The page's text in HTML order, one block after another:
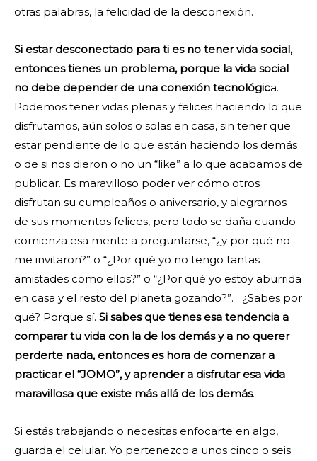
otras palabras, la felicidad de la desconexión.
Si estar desconectado para ti es no tener vida social,
entonces tienes un problema, porque la vida social
no debe depender de una conexión tecnológica.
Podemos tener vidas plenas y felices haciendo lo que
disfrutamos, aún solos o solas en casa, sin tener que
estar pendiente de lo que están haciendo los demás
o de si nos dieron o no un “like” a lo que acabamos de
publicar. Es maravilloso poder ver cómo otros
disfrutan su cumpleaños o aniversario, y alegrarnos
de sus momentos felices, pero todo se daña cuando
comienza esa mente a preguntarse, “¿y por qué no
me invitaron?” o “¿Por qué yo no tengo tantas
amistades como ellos?” o “¿Por qué yo estoy aburrida
en casa y el resto del planeta gozando?”. ¿Sabes por
qué? Porque sí. Si sabes que tienes esa tendencia a
comparar tu vida con la de los demás y a no querer
perderte nada, entonces es hora de comenzar a
practicar el “JOMO”, y aprender a disfrutar esa vida
maravillosa que existe más allá de los demás.
Si estás trabajando o necesitas enfocarte en algo,
guarda el celular. Yo pertenezco a unos cinco o seis